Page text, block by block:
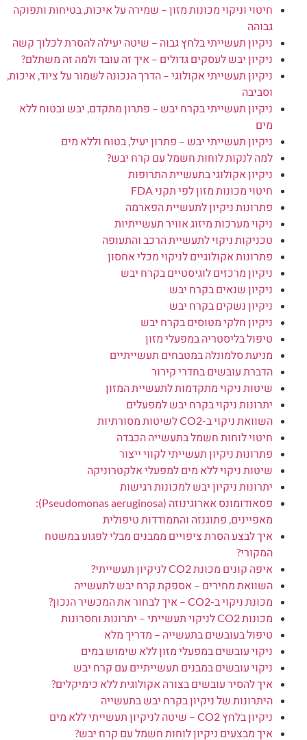
חיטוי וניקוי מכונות מזון – שמירה על איכות, בטיחות ותפוקה
גבוהה
ניקיון תעשייתי בלחץ גבוה – שיטה יעילה להסרת לכלוך קשה
ניקיון יבש לעסקים גדולים – איך זה עובד ולמה זה משתלם?
ניקיון תעשייתי אקולוגי – הדרך הנכונה לשמור על ציוד, איכות,
וסביבה
ניקיון תעשייתי בקרח יבש – פתרון מתקדם, יבש ובטוח ללא
מים
ניקיון תעשייתי יבש – פתרון יעיל, בטוח וללא מים
למה לנקות לוחות חשמל עם קרח יבש?
ניקיון אקולוגי בתעשיית התרופות
חיטוי מכונות מזון לפי תקני FDA
פתרונות ניקיון לתעשיית הפארמה
ניקוי מערכות מיזוג אוויר תעשייתיות
טכניקות ניקוי לתעשיית הרכב והתעופה
פתרונות אקולוגיים לניקוי מכלי אחסון
ניקיון מרכזים לוגיסטיים בקרח יבש
ניקיון שנאים בקרח יבש
ניקיון נשקים בקרח יבש
ניקיון חלקי מטוסים בקרח יבש
טיפול בליסטריה במפעלי מזון
מניעת סלמונלה במטבחים תעשייתיים
הדברת עובשים בחדרי קירור
שיטות ניקוי מתקדמות לתעשיית המזון
יתרונות ניקוי בקרח יבש למפעלים
השוואת ניקוי ב-CO2 לשיטות מסורתיות
חיטוי לוחות חשמל בתעשייה הכבדה
פתרונות ניקיון תעשייתי לקווי ייצור
שיטות ניקוי ללא מים למפעלי אלקטרוניקה
יתרונות ניקיון יבש למכונות רגישות
פסאודומונס אארוגינוזה (Pseudomonas aeruginosa):
מאפיינים, פתוגנזה והתמודדות טיפולית
איך לבצע הסרת ציפויים ממבנים מבלי לפגוע במשטח
המקורי?
איפה קונים מכונת CO2 לניקיון תעשייתי?
השוואת מחירים – אספקת קרח יבש לתעשייה
מכונת ניקוי ב-CO2 – איך לבחור את המכשיר הנכון?
מכונות CO2 לניקוי תעשייתי – יתרונות וחסרונות
טיפול בעובשים בתעשייה – מדריך מלא
ניקוי עובשים במפעלי מזון ללא שימוש במים
ניקוי עובשים במבנים תעשייתיים עם קרח יבש
איך להסיר עובשים בצורה אקולוגית ללא כימיקלים?
היתרונות של ניקיון בקרח יבש בתעשייה
ניקיון בלחץ CO2 – שיטה לניקיון תעשייתי ללא מים
איך מבצעים ניקיון לוחות חשמל עם קרח יבש?